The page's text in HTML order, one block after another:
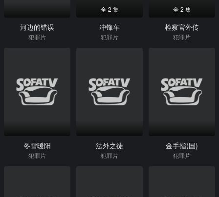
河边的错误
犯罪片
全 2 集
冲锋车
犯罪片
全 2 集
检察官外传
犯罪片
冬雪暖阳
犯罪片
法外之徒
犯罪片
金手指(国)
犯罪片